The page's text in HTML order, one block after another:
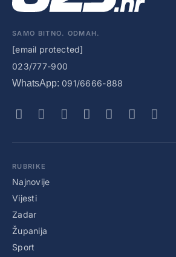
SAMO BITNO. ODMAH.
[email protected]
023/777-900
WhatsApp: 091/6666-888
RUBRIKE
Najnovije
Vijesti
Zadar
Županija
Sport